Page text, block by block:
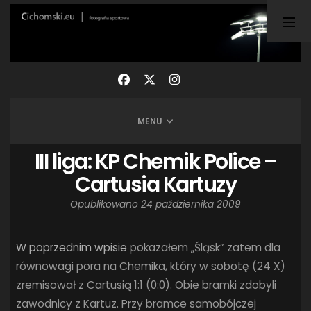
MENU
III liga: KP Chemik Police –
Cartusia Kartuzy
Opublikowano 24 października 2009
W poprzednim wpisie pokazałem „Śląsk” zatem dla
równowagi pora na Chemika, który w sobotę (24 X)
zremisował z Cartusią 1:1 (0:0). Obie bramki zdobyli
zawodnicy z Kartuz. Przy bramce samobójczej
ARKA GDYNIA(21) BUNDESLIGA(21) BŁĘKITNI STARGARD(42)
CENTRALNA LIGA JUNIORÓW(26) DEUTSCHE FUSSBALLVEREINE
I LIGA KOBIET
KP CHEMIK II POLICE(31) KP CHEMIK POLICE (PIŁKA NOŻNA) (224)
LECH POZNAŃ(25) LEGIA WARSZAWA(35)
LOTTO CHEMIK POLICE(188) NIEMCY (DEUTSCHLAND) (27)
PEKAO SZCZECIN OPEN (25) PLUSLIGA
POGOŃ II SZCZECIN(74) POGOŃ SZCZECIN(326)
POGOŃ SZCZECIN (KOBIETY)(46) PORAŻKA(41)
PUCHAR POLSKI(56) REMIS(27) REZERWY(32)